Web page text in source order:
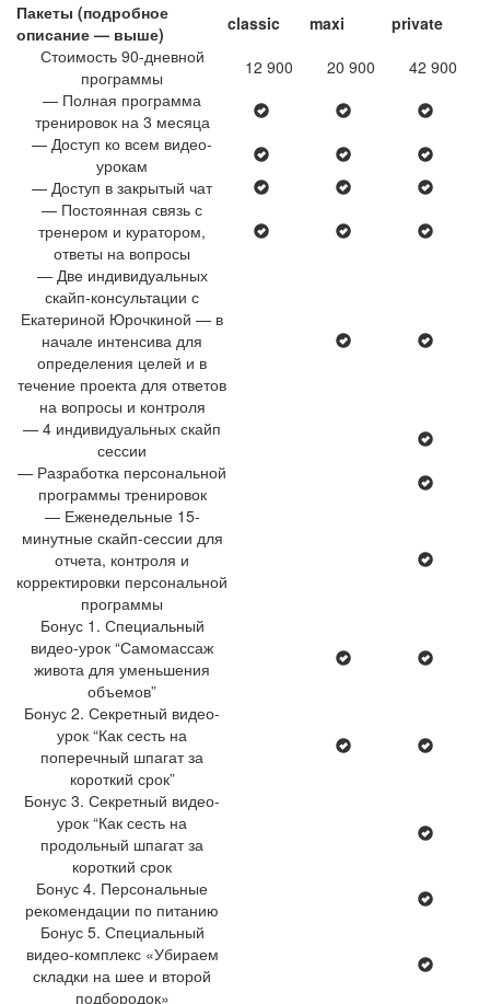
Пакеты (подробное
описание — выше)
classic maxi
private
Стоимость 90-дневной
программы
12 900 20 900
42 900
— Полная программа
тренировок на 3 месяца
— Доступ ко всем видео-
урокам
— Доступ в закрытый чат
— Постоянная связь с
тренером и куратором,
ответы на вопросы
— Две индивидуальных
скайп-консультации с
Екатериной Юрочкиной — в
начале интенсива для
определения целей и в
течение проекта для ответов
на вопросы и контроля
— 4 индивидуальных скайп
сессии
— Разработка персональной
программы тренировок
— Еженедельные 15-
минутные скайп-сессии для
отчета, контроля и
корректировки персональной
программы
Бонус 1. Специальный
видео-урок “Самомассаж
живота для уменьшения
объемов”
Бонус 2. Секретный видео-
урок “Как сесть на
поперечный шпагат за
короткий срок”
Бонус 3. Секретный видео-
урок “Как сесть на
продольный шпагат за
короткий срок
Бонус 4. Персональные
рекомендации по питанию
Бонус 5. Специальный
видео-комплекс «Убираем
складки на шее и второй
подбородок»